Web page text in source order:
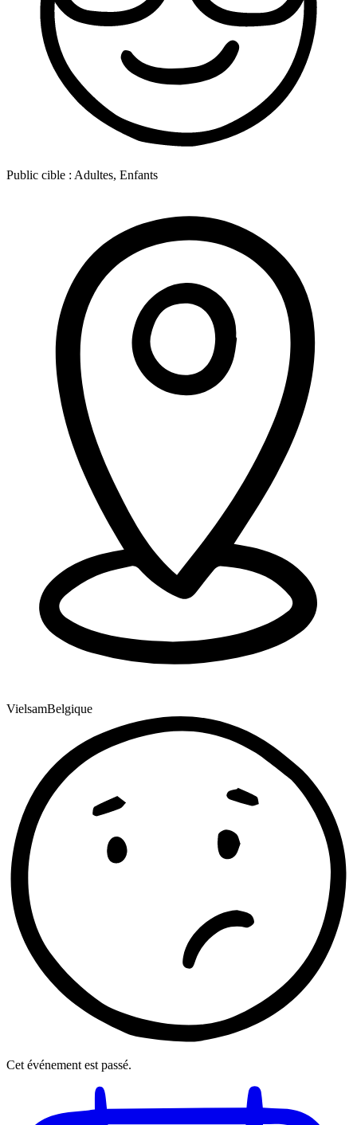
Public cible : Adultes, Enfants
VielsamBelgique
Cet événement est passé.